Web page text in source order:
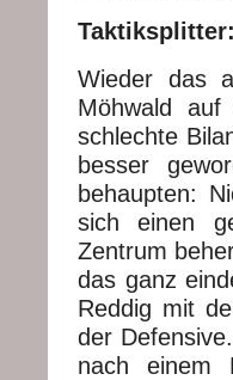
Taktiksplitter:
Wieder das
Möhwald
schlechte
besser
behaupten:
sich einen
Zentrum
das ganz
Reddig mit
der
nach einem